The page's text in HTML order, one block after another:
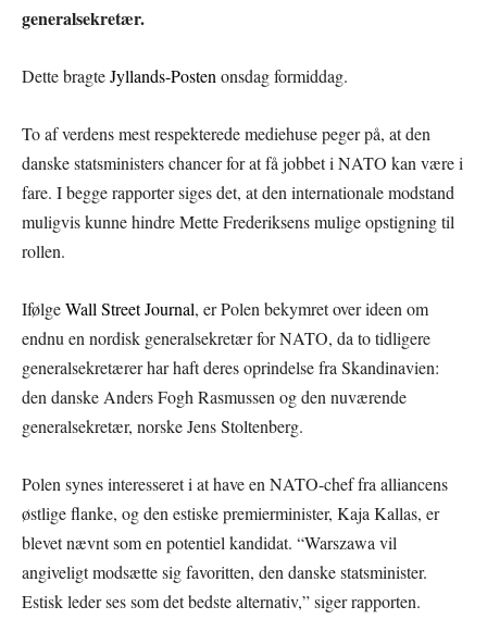
generalsekretær.
Dette bragteJyllands-Postenonsdag formiddag.
To af verdens mest respekterede mediehuse peger på, at den
danske statsministers chancer for at få jobbet i NATO kan være i
fare. I begge rapporter siges det, at den internationale modstand
muligvis kunne hindre Mette Frederiksens mulige opstigning til
rollen.
IfølgeWall Street Journal, er Polen bekymret over ideen om
endnu en nordisk generalsekretær for NATO, da to tidligere
generalsekretærer har haft deres oprindelse fra Skandinavien:
den danske Anders Fogh Rasmussen og den nuværende
generalsekretær, norske Jens Stoltenberg.
Polen synes interesseret i at have en NATO-chef fra alliancens
østlige flanke, og den estiske premierminister, Kaja Kallas, er
blevet nævnt som en potentiel kandidat. “Warszawa vil
angiveligt modsætte sig favoritten, den danske statsminister.
Estisk leder ses som det bedste alternativ,” siger rapporten.